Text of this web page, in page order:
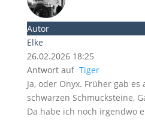
Autor
Elke
26.02.2026 18:25
Antwort auf Tiger
Ja, oder Onyx. Früher gab
schwarzen Schmucksteine,
Da habe ich noch irgendwo